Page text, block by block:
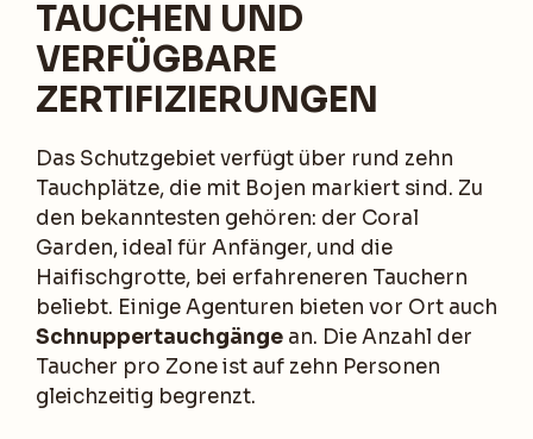
TAUCHEN UND
VERFÜGBARE
ZERTIFIZIERUNGEN
Das Schutzgebiet verfügt über rund zehn
Tauchplätze, die mit Bojen markiert sind. Zu
den bekanntesten gehören: der Coral
Garden, ideal für Anfänger, und die
Haifischgrotte, bei erfahreneren Tauchern
beliebt. Einige Agenturen bieten vor Ort auch
Schnuppertauchgänge an. Die Anzahl der
Taucher pro Zone ist auf zehn Personen
gleichzeitig begrenzt.